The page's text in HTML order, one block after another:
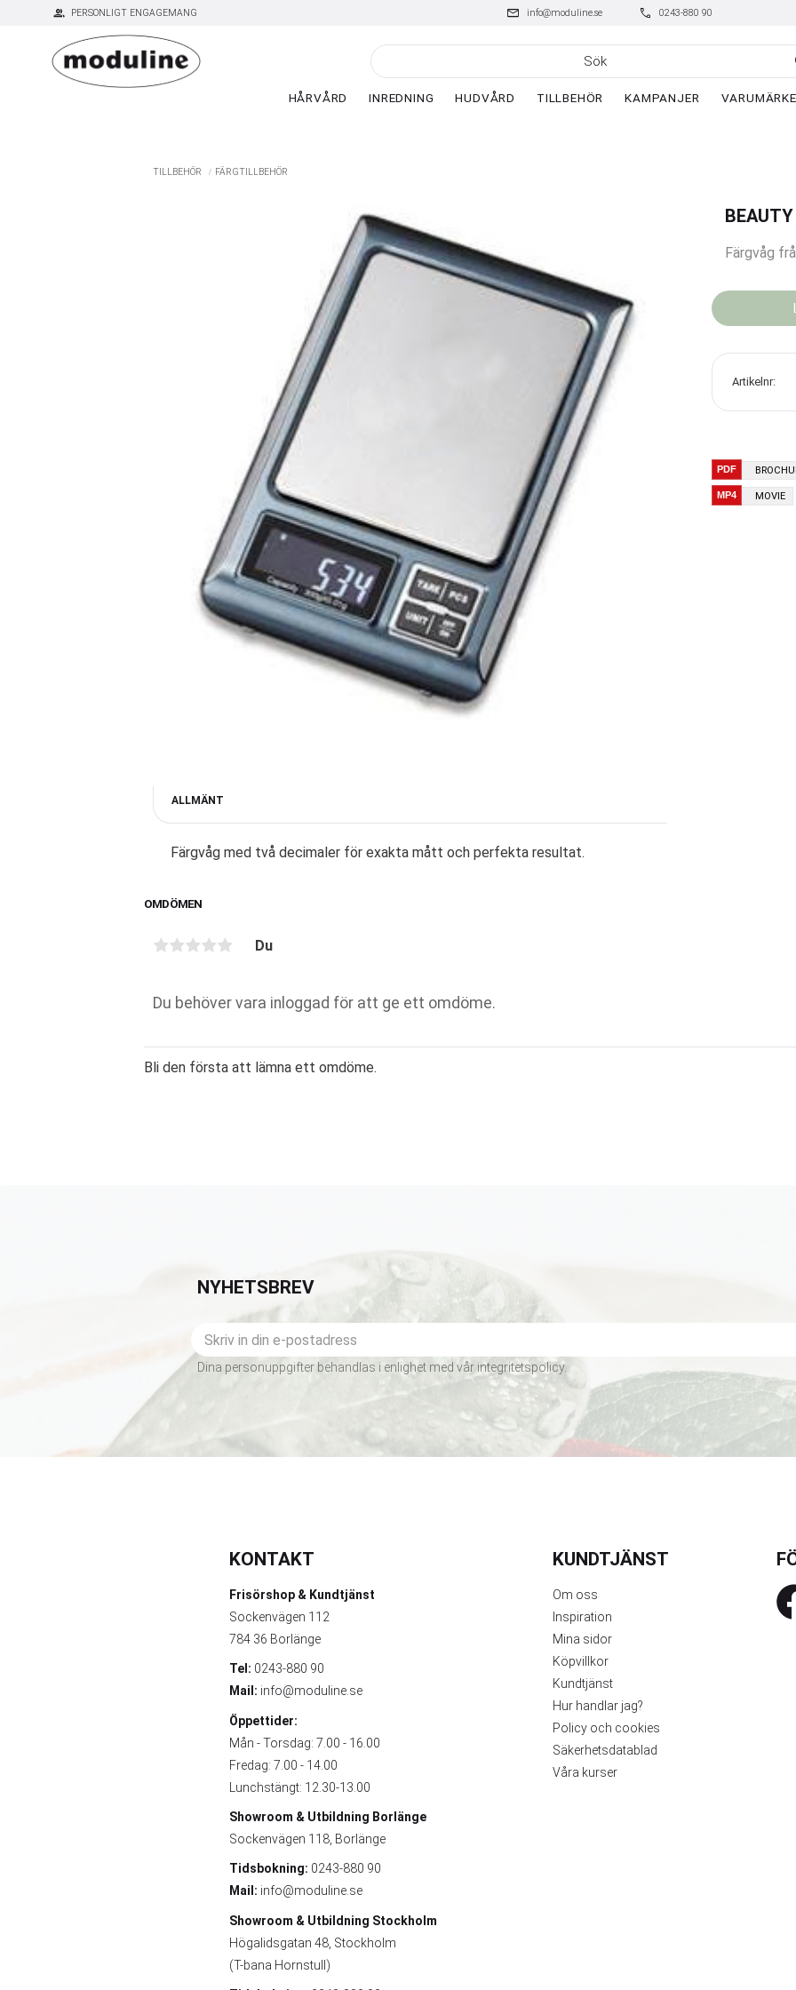
group PERSONLIGT ENGAGEMANG mail info@moduline.se phone 0243-880 90
HÅRVÅRD INREDNING HUDVÅRD TILLBEHÖR KAMPANJER
TILLBEHÖR FÄRGTILLBEHÖR
Färgvåg
Artikelnr
MOVIE
ALLMÄNT
Färgvåg med två decimaler för exakta mått och perfekta resultat.
OMDÖMEN
Du
Bli den första att lämna ett omdöme.
NYHETSBREV
Dina personuppgifter behandlas i enlighet med vår integritetspolicy.
KONTAKT
Frisörshop & Kundtjänst
Sockenvägen 112
784 36 Borlänge
Tel: 0243-880 90
Mail: info@moduline.se
Öppettider:
Mån - Torsdag: 7.00 - 16.00
Fredag: 7.00 - 14.00
Lunchstängt: 12.30-13.00
Showroom & Utbildning Borlänge
Sockenvägen 118, Borlänge
Tidsbokning: 0243-880 90
Mail: info@moduline.se
Showroom & Utbildning Stockholm
Högalidsgatan 48, Stockholm
(T-bana Hornstull)
KUNDTJÄNST
Om oss
Inspiration
Mina sidor
Köpvillkor
Kundtjänst
Hur handlar jag?
Policy och cookies
Säkerhetsdatablad
Våra kurser